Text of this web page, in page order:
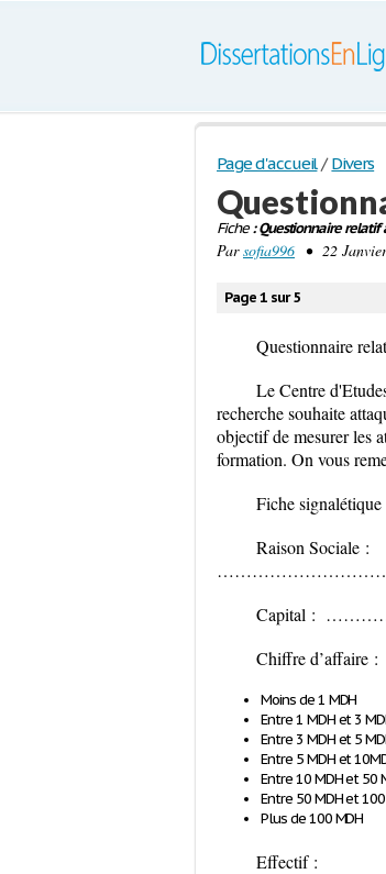
Page d'accueil / Divers
Fiche: Questionnaire relatif
Parsofia996 • 22
Page 1 sur 5
Questionnaire
Le Centre
recherche souhaite
objectif de mesurer les
formation. On vous
Fiche signalétique
Raison Sociale :
Capital :
Chiffre d’affaire :
Moins de 1 MDH
Entre 1 MDH et 3
Entre 3 MDH et 5
Entre 5 MDH et
Entre 10 MDH et 50
Entre 50 MDH et
Plus de 100 MDH
Effectif :